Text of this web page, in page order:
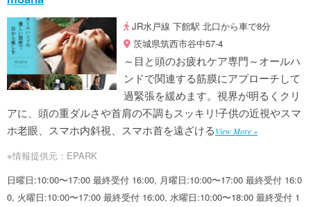
JR水戸線 下館駅 北口から車で8分
茨城県筑西市谷中57-4
～目と頭のお疲れケア専門～オールハ
ンドで関連する筋膜にアプローチして
過緊張を緩めます。視界が明るくクリ
アに、頭の重ダルさや首肩の不調もスッキリ!子供の近視やスマ
ホ老眼、スマホ内斜視、スマホ首を遠ざけるView More »
※情報提供元：EPARK
日曜日:10:00〜17:00 最終受付 16:00, 月曜日:10:00〜17:00 最終受付 16:0
0, 火曜日:10:00〜17:00 最終受付 16:00, 水曜日:10:00〜18:00 最終受付 1